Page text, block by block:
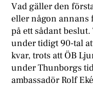
Vad gäller den
eller någon
på ett sådant
under tidigt 90-tal
kvar, trots att ÖB
under Thunborgs
ambassadör Rolf